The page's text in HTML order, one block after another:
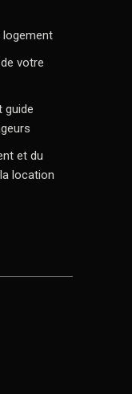
logement
votre
guide
et du
location